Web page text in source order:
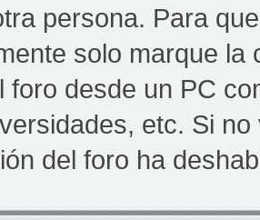
persona. Para
solo marque
foro desde un PC
etc. Si
del foro ha